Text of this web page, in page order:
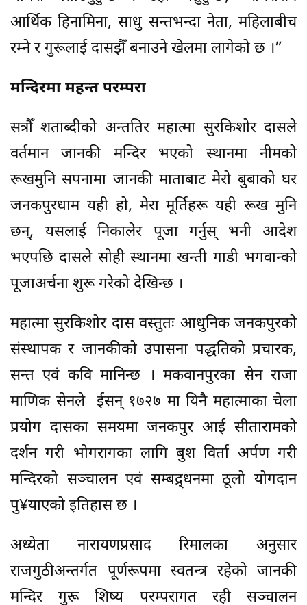
आर्थिक हिनामिना, साधु सन्तभन्दा नेता, महिलाबीच
रम्ने र गुरूलाई दासझैँ बनाउने खेलमा लागेको छ ।”
मन्दिरमा महन्त परम्परा
सत्रौँ शताब्दीको अन्ततिर महात्मा सुरकिशोर दासले
वर्तमान जानकी मन्दिर भएको स्थानमा नीमको
रूखमुनि सपनामा जानकी माताबाट मेरो बुबाको घर
जनकपुरधाम यही हो, मेरा मूर्तिहरू यही रूख मुनि
छन्, यसलाई निकालेर पूजा गर्नुस् भनी आदेश
भएपछि दासले सोही स्थानमा खन्ती गाडी भगवान्को
पूजाअर्चना शुरू गरेको देखिन्छ ।
महात्मा सुरकिशोर दास वस्तुतः आधुनिक जनकपुरको
संस्थापक र जानकीको उपासना पद्धतिको प्रचारक,
सन्त एवं कवि मानिन्छ । मकवानपुरका सेन राजा
माणिक सेनले ईसन् १७२७ मा यिनै महात्माका चेला
प्रयोग दासका समयमा जनकपुर आई सीतारामको
दर्शन गरी भोगरागका लागि बुश विर्ता अर्पण गरी
मन्दिरको सञ्चालन एवं सम्बद्र्धनमा ठूलो योगदान
पु¥याएको इतिहास छ ।
अध्येता नारायणप्रसाद रिमालका अनुसार
राजगुठीअन्तर्गत पूर्णरूपमा स्वतन्त्र रहेको जानकी
मन्दिर गुरू शिष्य परम्परागत रही सञ्चालन